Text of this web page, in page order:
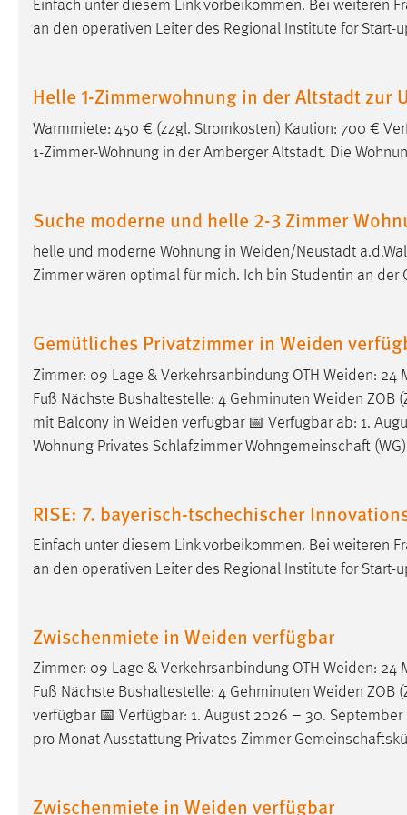
Einfach unter diesem Link vorbeikommen. Bei weiteren
an den operativen Leiter des Regional Institute for Start-
Helle 1-Zimmerwohnung in der Altstadt
Warmmiete: 450 € (zzgl. Stromkosten) Kaution: 700 €
1-Zimmer-Wohnung in der Amberger Altstadt. Die
Suche moderne und helle 2-3 Zimmer
helle und moderne Wohnung in Weiden/Neustadt
Zimmer wären optimal für mich. Ich bin Studentin an der
Gemütliches Privatzimmer in Weiden
Zimmer: 09 Lage & Verkehrsanbindung OTH Weiden: 24
Fuß Nächste Bushaltestelle: 4 Gehminuten Weiden ZOB
mit Balcony in Weiden verfügbar 📅 Verfügbar ab: 1.
Wohnung Privates Schlafzimmer Wohngemeinschaft
RISE: 7. bayerisch-tschechischer
Einfach unter diesem Link vorbeikommen. Bei weiteren
an den operativen Leiter des Regional Institute for Start-
Zwischenmiete in Weiden verfügbar
Zimmer: 09 Lage & Verkehrsanbindung OTH Weiden: 24
Fuß Nächste Bushaltestelle: 4 Gehminuten Weiden ZOB
verfügbar 📅 Verfügbar: 1. August 2026 – 30.
pro Monat Ausstattung Privates Zimmer
Zwischenmiete in Weiden verfügbar
eingeloggt ist.
Sprachpräferenz
Name: site-language-preference
Zweck:
Das Cookie speichert die gewählte
Cookie Laufzeit: 30 Tage
5e9dbeb1811c0446
Zweck:
Wird benötigt um die Chatfunktion
nutzen zu können.
Cookie Laufzeit: MibewSessionID, mibew-chat-frame-
style-5e9dbeb1811c0446 =
Login
Name: fe_user, be_user, be_lastLoginProvider
der Website einloggen zu können.
Cookie Laufzeit: 24 Stunden
STATISTIK
unsere Besucher unsere Website nutzen.